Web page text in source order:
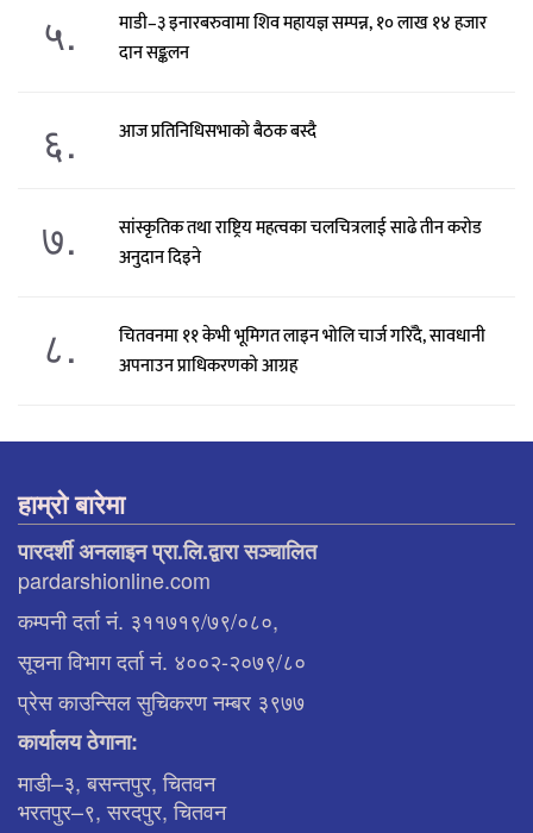
५.
माडी–३ इनारबरुवामा शिव महायज्ञ सम्पन्न, १० लाख १४ हजार
दान सङ्कलन
६. आज प्रतिनिधिसभाको बैठक बस्दै
७.
सांस्कृतिक तथा राष्ट्रिय महत्वका चलचित्रलाई साढे तीन करोड
अनुदान दिइने
८.
चितवनमा ११ केभी भूमिगत लाइन भोलि चार्ज गरिँदै, सावधानी
अपनाउन प्राधिकरणको आग्रह
हाम्रो बारेमा
पारदर्शी अनलाइन प्रा.लि.द्वारा सञ्चालित
pardarshionline.com
कम्पनी दर्ता नं. ३११७१९/७९/०८०,
सूचना विभाग दर्ता नं. ४००२-२०७९/८०
प्रेस काउन्सिल सुचिकरण नम्बर ३९७७
कार्यालय ठेगाना:
माडी–३, बसन्तपुर, चितवन
भरतपुर–९, सरदपुर, चितवन